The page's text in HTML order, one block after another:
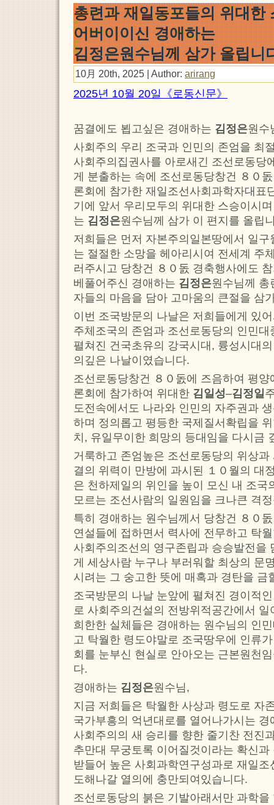
총련과 재일동포들의 위대한
어버이이신 경애하는
김정은원수님께 삼가 올립니
10月 20th, 2025 | Author: arirang
2025년 10월 20일《로동신문》
꿈결에도 뵙고싶은 경애하는 김정은원수
사회주의 우리 조국과 인민의 존엄을 최
사회주의집권사를 아로새긴 조선로동당
게 분출하는 속에 조선로동당창건 ８０
론회에 참가한 재일조선사회과학자대표
기에 앞서 우리모두의 위대한 스승이시
는 김정은원수님께 삼가 이 편지를 올립
저희들은 먼저 자본주의일본땅에서 일
는 절절한 소망을 헤아리시여 전세계 주
러주시고 당창건 ８０돐 경축행사에도
베풀어주신 경애하는 김정은원수님께 총
자들의 마음을 담아 고마움의 큰절을 삼
이번 조국방문의 나날은 저희들에게 있
주체조국의 존엄과 조선로동당의 인민
펼쳐진 건국초유의 강국시대, 륭성시대
의깊은 나날이였습니다.
조선로동당창건 ８０돐에 즈음하여 평
론회에 참가하여 위대한 김일성–김정일
도전속에서도 나라와 인민의 자주권과
하며 정의롭고 평등한 국제질서확립을
치, 유일무이한 희망의 등대임을 다시금
거룩하고 존엄높은 조선로동당의 위상
결의 위력이 만방에 과시된 １０월의 대
은 천하제일의 위인을 높이 모신 내 조국
모르는 조선사람의 일원임을 크나큰 격
특히 경애하는 원수님께서 당창건 ８０
연설들에 접하면서 력사에 전무하고 탁
사회주의조선의 영구존립과 승승발전을
게 세상사람 누구나 부러워할 최상의 문
시려는 그 숭고한 뜻에 매혹과 경탄을 금
조국방문의 나날 눈앞에 펼쳐진 경이적
로 사회주의건설의 전방위적공간에서
희한한 실체들은 경애하는 원수님의 인
고 탁월한 령도야말로 조국땅우에 인류
회를 눈부신 현실로 안아오는 근본원천
다.
경애하는 김정은원수님,
지금 저희들은 탁월한 사상과 령도로 자
국가부흥의 억년대로를 열어나가시는
사회주의의 새 승리를 향한 줄기찬 전진
추만대 무궁토록 이어질것이라는 확신
받들어 높은 사회과학연구성과로 재일
도해나갈 열의에 충만되여있습니다.
조선로동당의 붉은 기발아래서만 과학